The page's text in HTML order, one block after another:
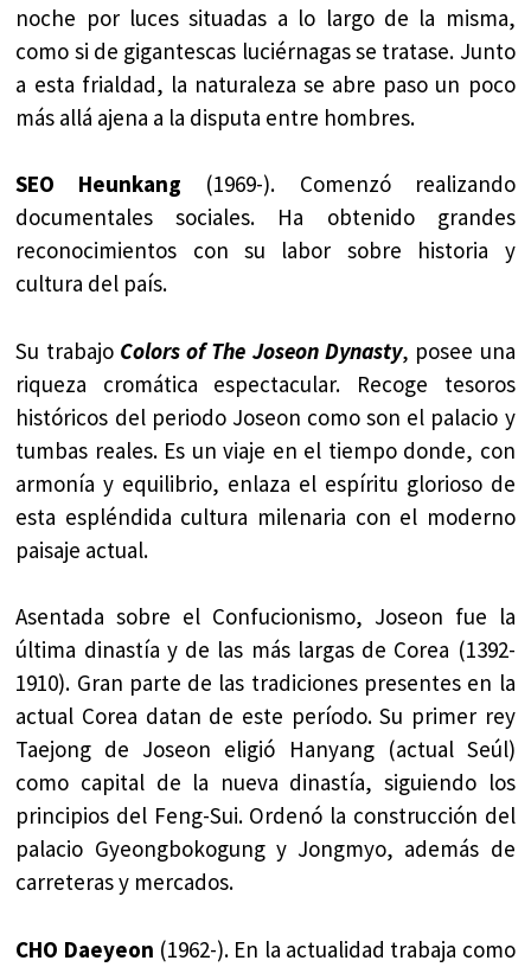
noche por luces situadas a lo largo de la misma,
como si de gigantescas luciérnagas se tratase. Junto
a esta frialdad, la naturaleza se abre paso un poco
más allá ajena a la disputa entre hombres.
SEO Heunkang (1969-). Comenzó realizando
documentales sociales. Ha obtenido grandes
reconocimientos con su labor sobre historia y
cultura del país.
Su trabajo Colors of The Joseon Dynasty, posee una
riqueza cromática espectacular. Recoge tesoros
históricos del periodo Joseon como son el palacio y
tumbas reales. Es un viaje en el tiempo donde, con
armonía y equilibrio, enlaza el espíritu glorioso de
esta espléndida cultura milenaria con el moderno
paisaje actual.
Asentada sobre el Confucionismo, Joseon fue la
última dinastía y de las más largas de Corea (1392-
1910). Gran parte de las tradiciones presentes en la
actual Corea datan de este período. Su primer rey
Taejong de Joseon eligió Hanyang (actual Seúl)
como capital de la nueva dinastía, siguiendo los
principios del Feng-Sui. Ordenó la construcción del
palacio Gyeongbokogung y Jongmyo, además de
carreteras y mercados.
CHO Daeyeon (1962-). En la actualidad trabaja como